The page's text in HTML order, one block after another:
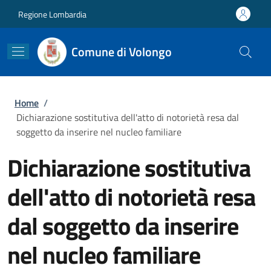
Regione Lombardia
Comune di Volongo
Briciole di pane
Home /
Dichiarazione sostitutiva dell'atto di notorietà resa dal
soggetto da inserire nel nucleo familiare
Dichiarazione sostitutiva
dell'atto di notorietà resa
dal soggetto da inserire
nel nucleo familiare